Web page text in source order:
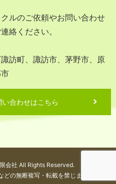
ルのご依頼やお問い合わせ
絡ください。
訪町、諏訪市、茅野市、原
い合わせはこちら
会社 All Rights Reserved.
どの無断複写・転載を禁じます】